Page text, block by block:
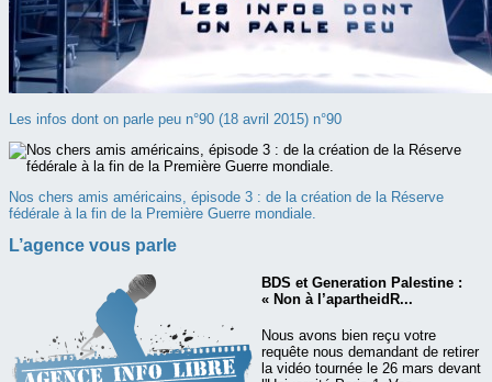
Les infos dont on parle peu n°90 (18 avril 2015) n°90
Nos chers amis américains, épisode 3 : de la création de la Réserve
fédérale à la fin de la Première Guerre mondiale.
L’agence vous parle
BDS et Generation Palestine :
« Non à l’apartheidR...
Nous avons bien reçu votre
requête nous demandant de retirer
la vidéo tournée le 26 mars devant